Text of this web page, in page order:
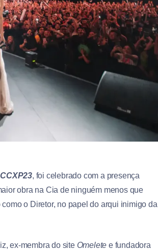
CCXP23, foi celebrado com a presença
obra na Cia de ninguém menos que
como o Diretor, no papel do arqui inimigo da
ex-membra do site Omelete e fundadora